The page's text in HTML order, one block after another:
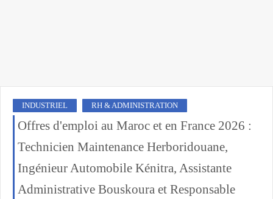
INDUSTRIEL RH & ADMINISTRATION
Offres d'emploi au Maroc et en France 2026 :
Technicien Maintenance Herboridouane,
Ingénieur Automobile Kénitra, Assistante
Administrative Bouskoura et Responsable